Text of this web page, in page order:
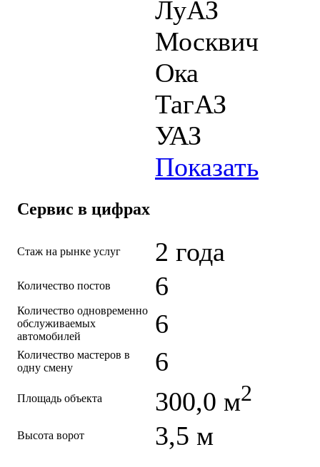
ЛуАЗ
Москвич
Ока
ТагАЗ
УАЗ
Показать
Сервис в цифрах
Стаж на рынке услуг 2 года
Количество постов 6
Количество одновременно
обслуживаемых
автомобилей
6
Количество мастеров в
одну смену
6
Площадь объекта 300,0 м2
Высота ворот 3,5 м